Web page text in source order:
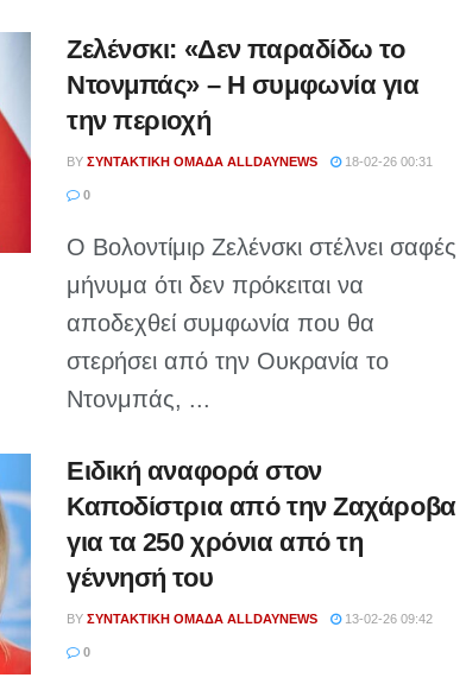
Ζελένσκι: «Δεν παραδίδω το
Ντονμπάς» – Η συμφωνία για
την περιοχή
BY ΣΥΝΤΑΚΤΙΚΉ ΟΜΆΔΑ ALLDAYNEWS 18-02-26 00:31
0
Ο Βολοντίμιρ Ζελένσκι στέλνει σαφές
μήνυμα ότι δεν πρόκειται να
αποδεχθεί συμφωνία που θα
στερήσει από την Ουκρανία το
Ντονμπάς, ...
Ειδική αναφορά στον
Καποδίστρια από την Ζαχάροβα
για τα 250 χρόνια από τη
γέννησή του
BY ΣΥΝΤΑΚΤΙΚΉ ΟΜΆΔΑ ALLDAYNEWS 13-02-26 09:42
0